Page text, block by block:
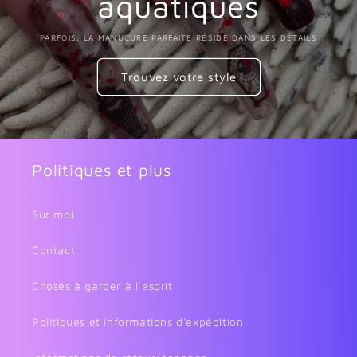
PARFOIS, LA MANUCURE PARFAITE RÉSIDE DANS LES DÉTAILS
Trouvez votre style
Politiques et plus
Sur moi
Contact
Choses à garder à l’esprit
Politiques et informations d'expédition